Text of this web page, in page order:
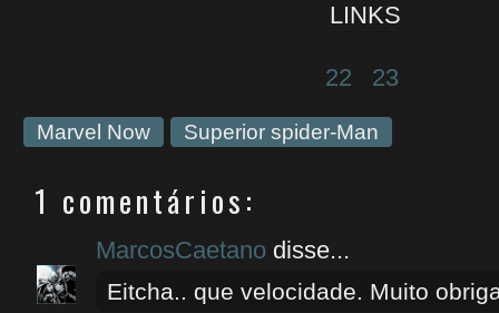
LINKS
22 23
Marvel Now Superior spider-Man
1 comentários:
MarcosCaetano disse...
Eitcha.. que velocidade. Muito